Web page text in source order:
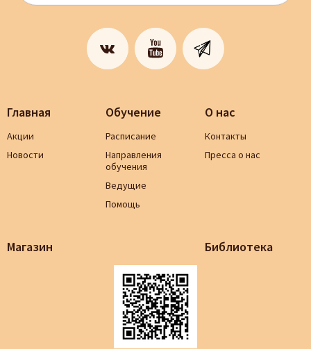
Главная
Акции
Новости
Обучение
Расписание
Направления
обучения
Ведущие
Помощь
О нас
Контакты
Пресса о нас
Магазин Библиотека